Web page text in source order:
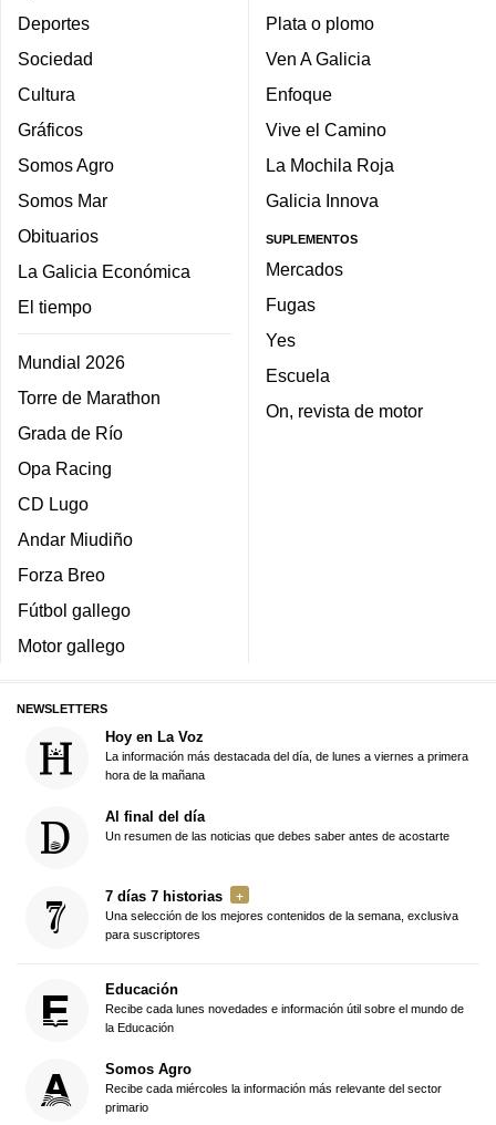
Deportes
Sociedad
Cultura
Gráficos
Somos Agro
Somos Mar
Obituarios
La Galicia Económica
El tiempo
Mundial 2026
Torre de Marathon
Grada de Río
Opa Racing
CD Lugo
Andar Miudiño
Forza Breo
Fútbol gallego
Motor gallego
Plata o plomo
Ven A Galicia
Enfoque
Vive el Camino
La Mochila Roja
Galicia Innova
SUPLEMENTOS
Mercados
Fugas
Yes
Escuela
On, revista de motor
NEWSLETTERS
Hoy en La Voz
La información más destacada del día, de lunes a viernes a primera
hora de la mañana
Al final del día
Un resumen de las noticias que debes saber antes de acostarte
7 días 7 historias
Una selección de los mejores contenidos de la semana, exclusiva
para suscriptores
Educación
Recibe cada lunes novedades e información útil sobre el mundo de
la Educación
Somos Agro
Recibe cada miércoles la información más relevante del sector
primario